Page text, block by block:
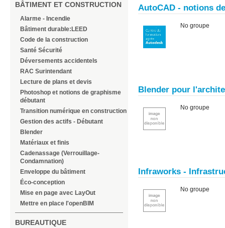
BÂTIMENT ET CONSTRUCTION
Alarme - Incendie
Bâtiment durable:LEED
Code de la construction
Santé Sécurité
Déversements accidentels
RAC Surintendant
Lecture de plans et devis
Photoshop et notions de graphisme
débutant
Transition numérique en construction
Gestion des actifs - Débutant
Blender
Matériaux et finis
Cadenassage (Verrouillage-
Condamnation)
Enveloppe du bâtiment
Éco-conception
Mise en page avec LayOut
Mettre en place l'openBIM
BUREAUTIQUE
AutoCAD - notions
No groupe
Blender pour
No groupe
Infraworks -
No groupe